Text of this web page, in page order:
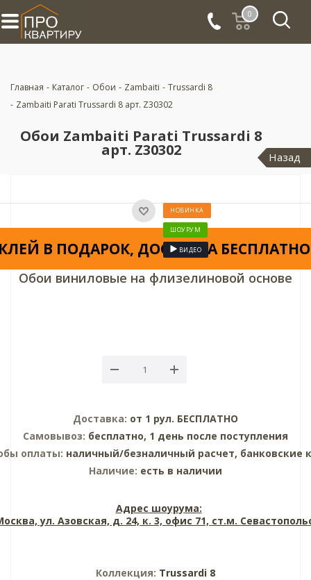
0
Главная - Каталог - Обои - Zambaiti - Trussardi 8
- Zambaiti Parati Trussardi 8 арт. Z30302
Обои Zambaiti Parati Trussardi 8
арт. Z30302 Назад
НОВИНКА
ШОУРУМ
ВИДЕО
В ПОДАРОК, ДОСТАВКА
Обои виниловые на флизелиновой основе
Доставка: от 1 рул. БЕСПЛАТНО
Самовывоз: бесплатно, 1 день после поступления
оплаты: наличный/безналичный расчет, банковские
Наличие: есть в наличии
Адрес шоурума:
ул. Азовская, д. 24, к. 3, офис 71, ст.м.
Коллекция: Trussardi 8